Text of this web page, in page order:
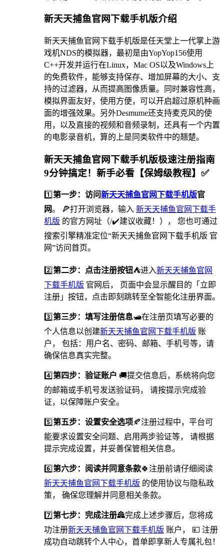
新天天捕鱼官网下载手机版介绍
新天天捕鱼官网下载手机版是任天堂上一代掌上游
戏机NDS的模拟器，最初是由YopYop156使用
C++开发并运行在Linux，Mac OS以及Windows上
的免费软件，能够支持保存、增加屏幕的大小、支
持的过滤器，从而提高图像质量。同时兼容性高，
模拟界面友好，使用方便，可以开启超过原机种画
面的增强效果。另外Desmume还支持麦克风的使
用，以及直接的视频和音频录制，还具有一个内置
的电影录音机，算的上是同类软件中的翘楚。
新天天捕鱼官网下载手机版极速注册指南
9分钟搞定！新手必看【保姆级教程】✅
1️⃣第一步：访问新天天捕鱼官网下载手机版官
网。 🍕打开浏览器，输入 新天天捕鱼官网下载手
机版 的官方网址（/✔️建议收藏！）， 您也可通过
搜索引擎精准定位“新天天捕鱼官网下载手机版 官
网”访问首页。
2️⃣第二步：点击注册按钮⛺️进入新天天捕鱼官网
下载手机版 官网后， 页面中会显示醒目的「立即
注册」按钮，点击即刻跳转至全智能化注册界面。
3️⃣第三步：填写注册信息🛥在注册页填写必要的
个人信息以创建新天天捕鱼官网下载手机版 账
户， 包括：用户名、密码、邮箱、手机号等，请
确保信息真实完整。
4️⃣第四步：验证账户 🚚提交信息后，系统将向您
的邮箱或手机号发送验证码， 请按提示完成验
证，以保障账户安全。
5️⃣第五步：设置安全选项 🍂️注册过程中，平台可
能要求设置安全问题、启用两步验证等， 请根据
提示完成设置，并妥善保管相关信息。
6️⃣第六步：阅读并同意条款🍀注册前请仔细阅读
新天天捕鱼官网下载手机版 的使用协议与隐私政
策， 确保您理解并同意相关条款。
7️⃣第七步：完成注册🏯完成上述步骤后，您将成
功注册新天天捕鱼官网下载手机版 账户， 💴 注册
成功自动跳转个人中心，首单即享新人专属礼包！